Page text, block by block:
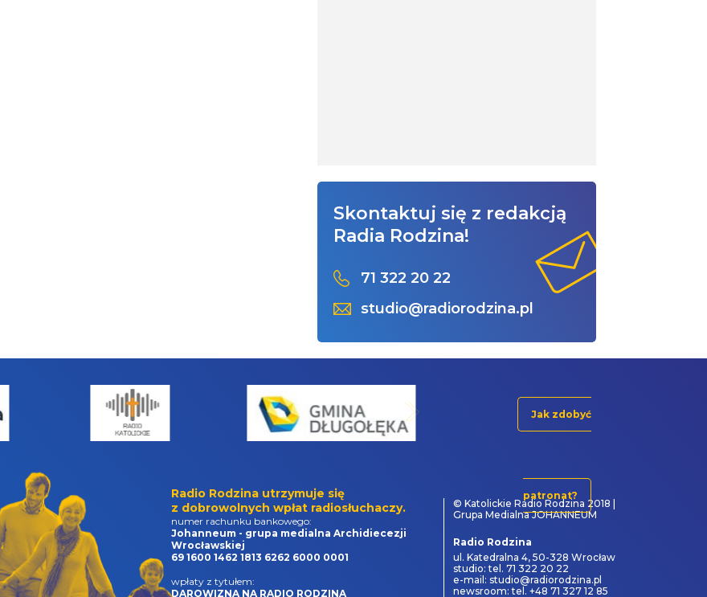
Skontaktuj się z redakcją
Radia Rodzina!
71 322 20 22
studio@radiorodzina.pl
Jak zdobyć
patronat?
Radio Rodzina utrzymuje się
z dobrowolnych wpłat radiosłuchaczy.
numer rachunku bankowego:
Johanneum - grupa medialna Archidiecezji
Wrocławskiej
69 1600 1462 1813 6262 6000 0001
wpłaty z tytułem:
DAROWIZNA NA RADIO RODZINA
© Katolickie Radio Rodzina 2018 |
Grupa Medialna JOHANNEUM
Radio Rodzina
ul. Katedralna 4, 50-328 Wrocław
studio: tel. 71 322 20 22
e-mail: studio@radiorodzina.pl
newsroom: tel. +48 71 327 12 85